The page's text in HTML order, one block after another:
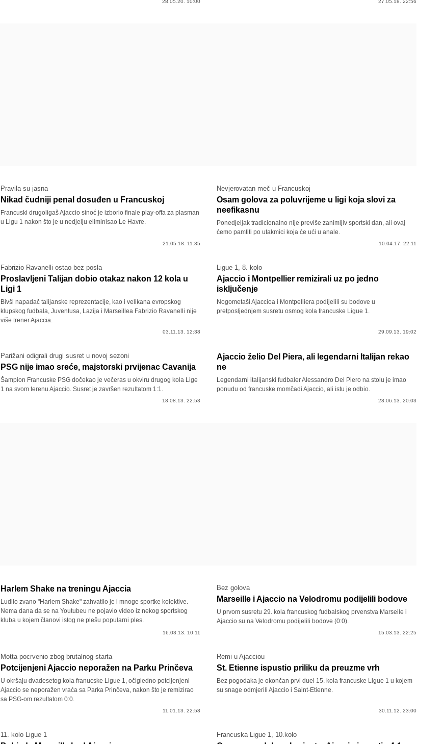
28.05.20. 10:00 27.05.18. 22:56
Pravila su jasna
Nikad čudniji penal dosuđen u Francuskoj
Francuski drugoligaš Ajaccio sinoć je izborio finale play-offa za plasman
u Ligu 1 nakon što je u nedjelju eliminisao Le Havre.
21.05.18. 11:35
Nevjerovatan meč u Francuskoj
Osam golova za poluvrijeme u ligi koja slovi za
neefikasnu
Ponedjeljak tradicionalno nije previše zanimljiv sportski dan, ali ovaj
ćemo pamtiti po utakmici koja će ući u anale.
10.04.17. 22:11
Fabrizio Ravanelli ostao bez posla
Proslavljeni Talijan dobio otakaz nakon 12 kola u
Ligi 1
Bivši napadač talijanske reprezentacije, kao i velikana evropskog
klupskog fudbala, Juventusa, Lazija i Marseillea Fabrizio Ravanelli nije
više trener Ajaccia.
03.11.13. 12:38
Ligue 1, 8. kolo
Ajaccio i Montpellier remizirali uz po jedno
isključenje
Nogometaši Ajaccioa i Montpelliera podijelili su bodove u
pretposljednjem susretu osmog kola francuske Ligue 1.
29.09.13. 19:02
Parižani odigrali drugi susret u novoj sezoni
PSG nije imao sreće, majstorski prvijenac Cavanija
Šampion Francuske PSG dočekao je večeras u okviru drugog kola Lige
1 na svom terenu Ajaccio. Susret je završen rezultatom 1:1.
18.08.13. 22:53
Ajaccio želio Del Piera, ali legendarni Italijan rekao
ne
Legendarni italijanski fudbaler Alessandro Del Piero na stolu je imao
ponudu od francuske momčadi Ajaccio, ali istu je odbio.
28.06.13. 20:03
Harlem Shake na treningu Ajaccia
Ludilo zvano "Harlem Shake" zahvatilo je i mnoge sportke kolektive.
Nema dana da se na Youtubeu ne pojavio video iz nekog sportskog
kluba u kojem članovi istog ne plešu popularni ples.
16.03.13. 10:11
Bez golova
Marseille i Ajaccio na Velodromu podijelili bodove
U prvom susretu 29. kola francuskog fudbalskog prvenstva Marseile i
Ajaccio su na Velodromu podijelili bodove (0:0).
15.03.13. 22:25
Motta pocrvenio zbog brutalnog starta
Potcijenjeni Ajaccio neporažen na Parku Prinčeva
U okršaju dvadesetog kola franucske Ligue 1, očigledno potcijenjeni
Ajaccio se neporažen vraća sa Parka Prinčeva, nakon što je remizirao
sa PSG-om rezultatom 0:0.
11.01.13. 22:58
Remi u Ajacciou
St. Etienne ispustio priliku da preuzme vrh
Bez pogodaka je okončan prvi duel 15. kola francuske Ligue 1 u kojem
su snage odmjerili Ajaccio i Saint-Etienne.
30.11.12. 23:00
11. kolo Ligue 1 Francuska Ligue 1, 10.kolo